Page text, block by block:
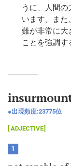
うに、人間
います。ま
難が非常に大
ことを強調す
出現頻度:23775位
ADJECTIVE
1